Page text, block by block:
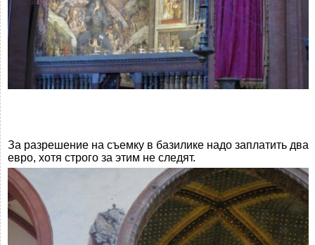
За разрешение на съемку в базилике надо заплатить два
евро, хотя строго за этим не следят.